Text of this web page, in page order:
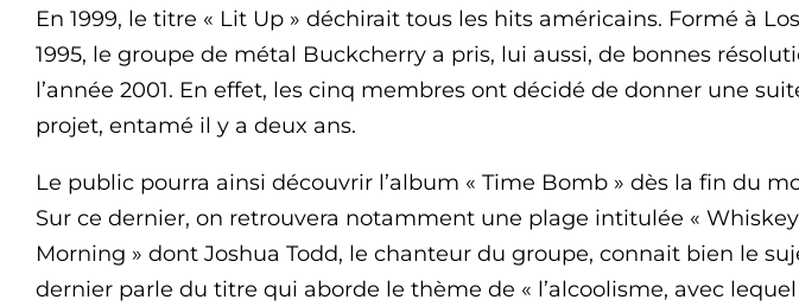
En 1999, le titre « Lit Up » déchirait tous les hits américains. Formé à
1995, le groupe de métal Buckcherry a pris, lui aussi, de bonnes
l’année 2001. En effet, les cinq membres ont décidé de donner une
projet, entamé il y a deux ans.
Le public pourra ainsi découvrir l’album « Time Bomb » dès la fin du
Sur ce dernier, on retrouvera notamment une plage intitulée «
Morning » dont Joshua Todd, le chanteur du groupe, connait bien le
dernier parle du titre qui aborde le thème de « l’alcoolisme, avec